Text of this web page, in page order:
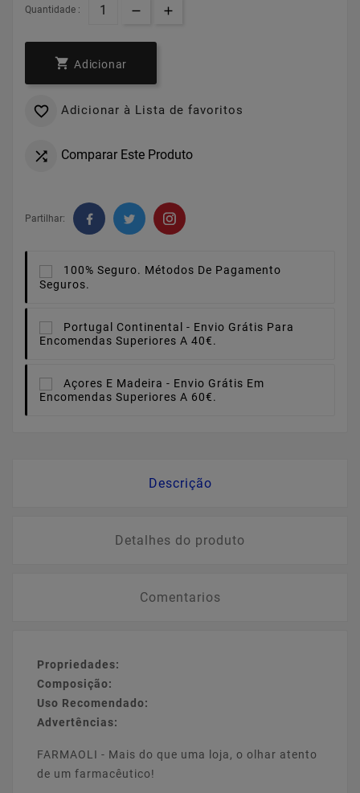
Quantidade :
 Adicionar
 Adicionar à Lista de favoritos
 Comparar Este Produto
Partilhar:
100% Seguro. Métodos De Pagamento
Seguros.
Portugal Continental - Envio Grátis Para
Encomendas Superiores A 40€.
Açores E Madeira - Envio Grátis Em
Encomendas Superiores A 60€.
Descrição
Detalhes do produto
Comentarios
Propriedades:
Composição:
Uso Recomendado:
Advertências:
FARMAOLI - Mais do que uma loja, o olhar atento
de um farmacêutico!